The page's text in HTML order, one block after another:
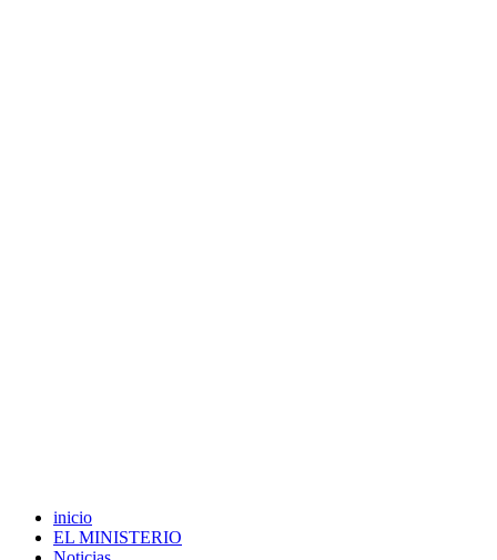
inicio
EL MINISTERIO